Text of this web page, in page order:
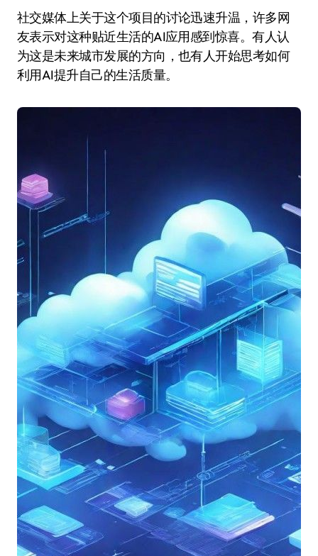
社交媒体上关于这个项目的讨论迅速升温，许多网
友表示对这种贴近生活的AI应用感到惊喜。有人认
为这是未来城市发展的方向，也有人开始思考如何
利用AI提升自己的生活质量。